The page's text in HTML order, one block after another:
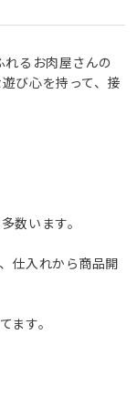
るお肉屋さんの
び心を持って、接
数います。
仕入れから商品開
ます。